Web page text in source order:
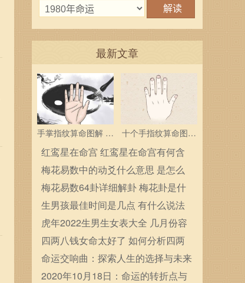
最新文章
手掌指纹算命图解 三
个斗多为中层领导
十个手指纹算命图解
分析指纹算命是什么
红鸾星在命宫 红鸾星在命宫有何含
义
梅花易数中的动爻什么意思 是怎么
确定的
梅花易数64卦详细解卦 梅花卦是什
么
生男孩最佳时间是几点 有什么说法
虎年2022生男生女表大全 几月份容
易生男宝宝
四两八钱女命太好了 如何分析四两
八钱女命
命运交响曲：探索人生的选择与未来
的可能性
2020年10月18日：命运的转折点与